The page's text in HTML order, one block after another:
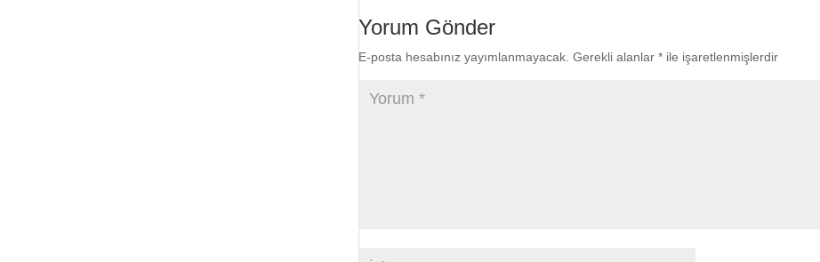
Yorum Gönder
E-posta hesabınız yayımlanmayacak. Gerekli alanlar* ile işaretlenmişlerdir